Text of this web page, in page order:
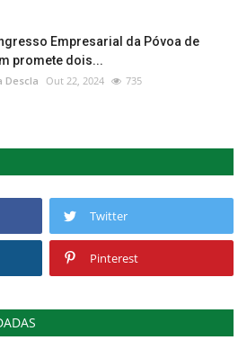
Empresarial da Póvoa de
promete dois...
Descla Out 22, 2024 735
Twitter
Pinterest